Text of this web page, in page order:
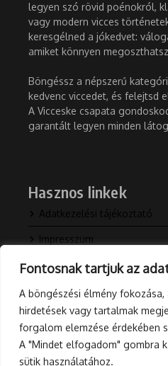
Fontosnak tartjuk az
A böngészési élmény
hirdetések vagy tartalmak
forgalom elemzése érdekében
A "Mindet elfogadom" gombra
sütik használatához.
legyen szó rövid poénokról,
vagy modern vicces
keresgélned a jókedvet:
amiket könnyen
Böngéssz a népszerű
kedvenc viccedet, és felejtsd
A Vicceske csapata
garantált legyen minden
Hasznos linkek
Adatkezelési tájékoztató
Impresszum
Kapcsolat
Rólunk
Blog